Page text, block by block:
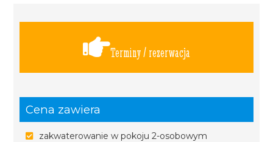
Terminy / rezerwacja
Cena zawiera
zakwaterowanie w pokoju 2-osobowym